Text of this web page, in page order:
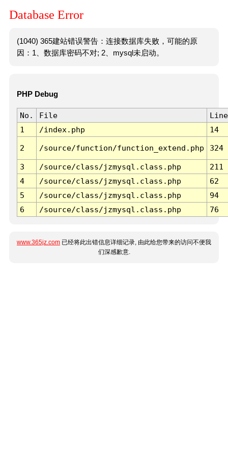
Database Error
(1040) 365建站错误警告：连接数据库失败，可能的原
因：1、数据库密码不对; 2、mysql未启动。
PHP Debug
No. File
Line
1
/index.php 14
2 /source/function/function_extend.php 324
3 /source/class/jzmysql.class.php
211
4
/source/class/jzmysql.class.php
62
5
/source/class/jzmysql.class.php
94
6
/source/class/jzmysql.class.php 76
www.365jz.com 已经将此出错信息详细记录, 由此给您带来的访问不便我
们深感歉意.